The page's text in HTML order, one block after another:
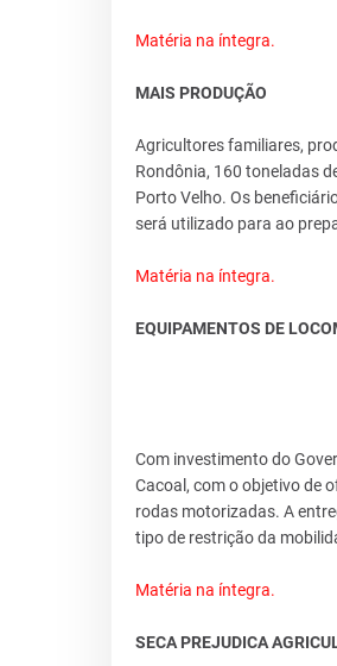
Matéria na íntegra.
MAIS PRODUÇÃO
Agricultores familiares,
Rondônia, 160 toneladas
Porto Velho. Os
será utilizado para ao
Matéria na íntegra.
EQUIPAMENTOS DE
Com investimento do
Cacoal, com o objetivo de
rodas motorizadas. A
tipo de restrição da
Matéria na íntegra.
SECA PREJUDICA